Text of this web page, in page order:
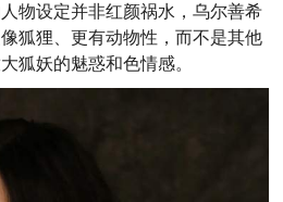
物设定并非红颜祸水，乌尔善希
狐狸、更有动物性，而不是其他
狐妖的魅惑和色情感。